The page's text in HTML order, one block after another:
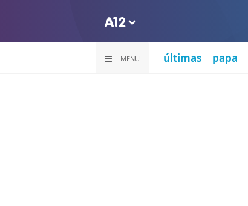
MENU últimas papa